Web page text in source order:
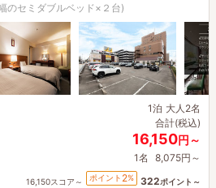
セミダブルベッド×２台)
1泊 大人2名
合計(税込)
16,150円～
1名 8,075円～
16,150スコア～ ポイント 2% 322ポイント～